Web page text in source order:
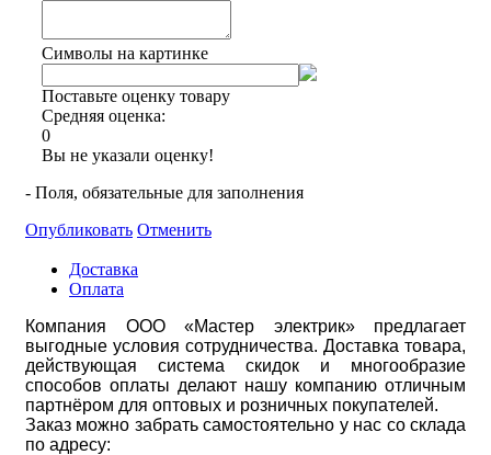
Символы на картинке
Поставьте оценку товару
Средняя оценка:
0
Вы не указали оценку!
- Поля, обязательные для заполнения
Опубликовать Отменить
Доставка
Оплата
Компания ООО «Мастер электрик» предлагает
выгодные условия сотрудничества. Доставка товара,
действующая система скидок и многообразие
способов оплаты делают нашу компанию отличным
партнёром для оптовых и розничных покупателей.
Заказ можно забрать самостоятельно у нас со склада
по адресу: